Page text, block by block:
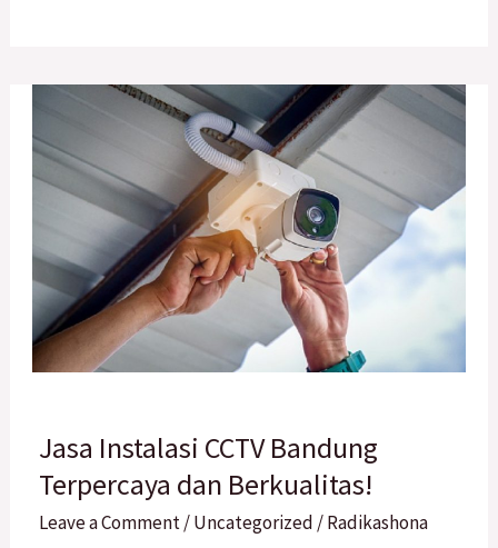
Jasa Instalasi CCTV Bandung
Terpercaya dan Berkualitas!
Leave a Comment/Uncategorized /Radikashona
Instalasi
CCTV
Bandung
Terpercaya